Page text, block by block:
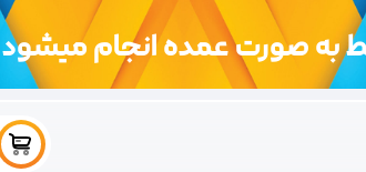
صورت عمده انجام میشود